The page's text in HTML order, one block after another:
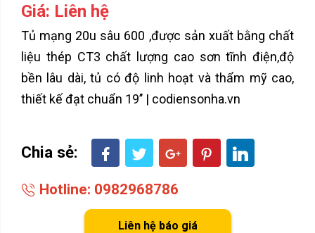
Giá: Liên hệ
Tủ mạng 20u sâu 600 ,được sản xuất bằng chất
liệu thép CT3 chất lượng cao sơn tĩnh điện,độ
bền lâu dài, tủ có độ linh hoạt và thẩm mỹ cao,
thiết kế đạt chuẩn 19’’ | codiensonha.vn
Chia sẻ:
Hotline: 0982968786
Liên hệ báo giá